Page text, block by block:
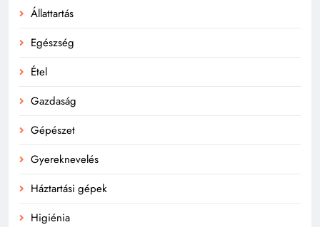
Állattartás
Egészség
Étel
Gazdaság
Gépészet
Gyereknevelés
Háztartási gépek
Higiénia